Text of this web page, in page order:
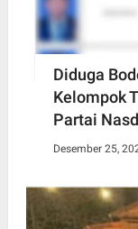
Diduga
Kelompok
Partai
Desember 25,